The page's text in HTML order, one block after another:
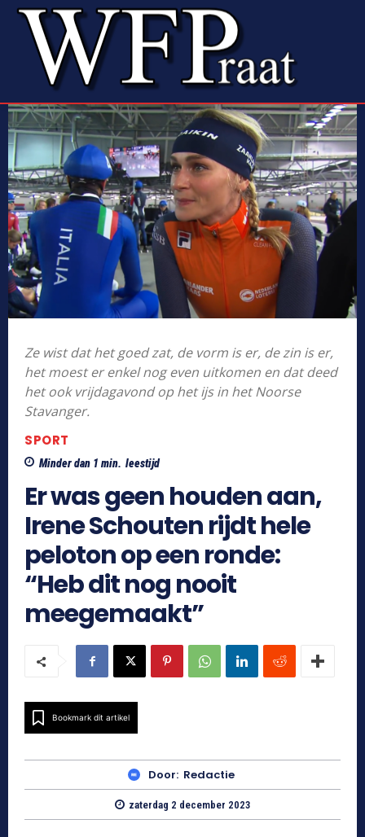
Ze wist dat het goed zat, de vorm is er, de zin is er,
het moest er enkel nog even uitkomen en dat deed
het ook vrijdagavond op het ijs in het Noorse
Stavanger.
SPORT
Minder dan 1 min. leestijd
Er was geen houden aan,
Irene Schouten rijdt hele
peloton op een ronde:
“Heb dit nog nooit
meegemaakt”
Bookmark dit artikel
Door: Redactie
zaterdag 2 december 2023